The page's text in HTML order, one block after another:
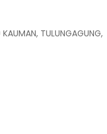
TULUNGAGUNG,